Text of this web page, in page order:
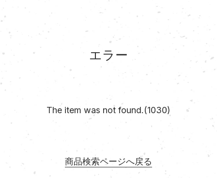
エラー
The item was not found.(1030)
商品検索ページへ戻る